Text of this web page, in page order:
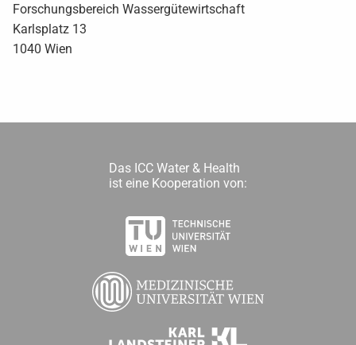
Forschungsbereich Wassergütewirtschaft
Karlsplatz 13
1040 Wien
Das ICC Water & Health
ist eine Kooperation von: